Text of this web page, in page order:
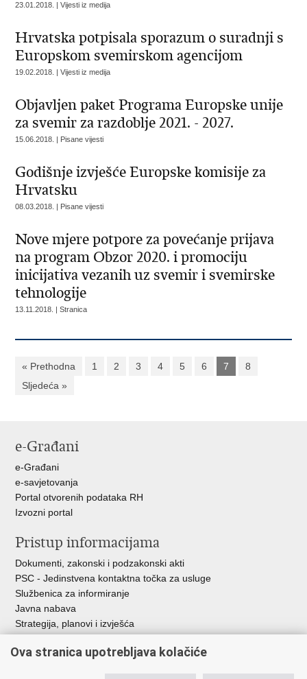
23.01.2018. | Vijesti iz medija
Hrvatska potpisala sporazum o suradnji s
Europskom svemirskom agencijom
19.02.2018. | Vijesti iz medija
Objavljen paket Programa Europske unije
za svemir za razdoblje 2021. - 2027.
15.06.2018. | Pisane vijesti
Godišnje izvješće Europske komisije za
Hrvatsku
08.03.2018. | Pisane vijesti
Nove mjere potpore za povećanje prijava
na program Obzor 2020. i promociju
inicijativa vezanih uz svemir i svemirske
tehnologije
13.11.2018. | Stranica
« Prethodna 1 2 3 4 5 6 7
8
Sljedeća »
e-Građani
e-Građani
e-savjetovanja
Portal otvorenih podataka RH
Izvozni portal
Pristup informacijama
Dokumenti, zakonski i podzakonski akti
PSC - Jedinstvena kontaktna točka za usluge
Službenica za informiranje
Javna nabava
Strategija, planovi i izvješća
Ova stranica upotrebljava kolačiće